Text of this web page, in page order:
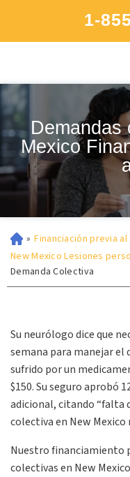
1-
Demandas
Mexico
» Financiación previa
New Mexico Lesiones
Demanda Colectiva
Su neurólogo dice que
semana para manejar el
sufrido por un
$150. Su seguro aprobó
adicional, citando “falta
colectiva en New Mexico
Nuestro financiamiento
colectivas en New